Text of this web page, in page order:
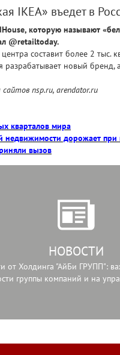
IKEA» въедет в
которую называют
@retailtoday.
составит более 2
разрабатывает новый бренд,
nsp.ru, arendator.ru
кварталов мира
недвижимости дорожает при
вызов
НОВОСТИ
от Холдинга "АйБи ГРУПП":
группы компаний и на